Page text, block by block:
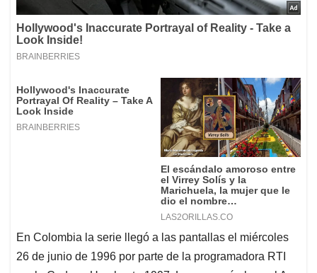
En Colombia la serie llegó a las pantallas el miércoles
26 de junio de 1996 por parte de la programadora RTI